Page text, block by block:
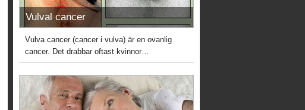
Vulval cancer
Vulva cancer (cancer i vulva) är en ovanlig
cancer. Det drabbar oftast kvinnor…